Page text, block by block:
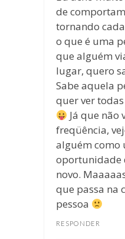
de
tornando
o que é uma
que alguém
lugar, quero
Sabe aquela
quer ver todas
Já que não
freqüência,
alguém como
oportunidade
novo.
que passa na
pessoa
RESPONDER